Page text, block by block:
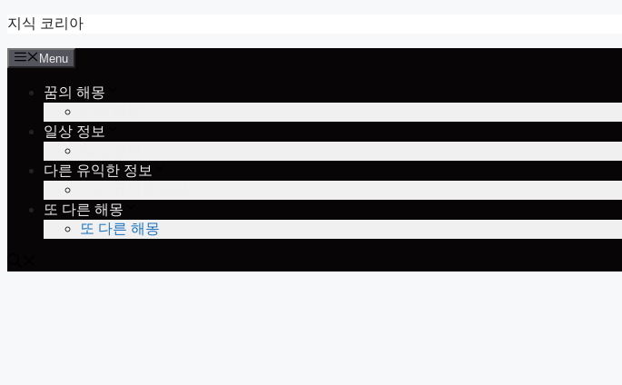
Skip
content
지식 코리아
Menu
꿈의 해몽
일상 정보
다른 유익한 정보
또 다른 해몽
또 다른 해몽